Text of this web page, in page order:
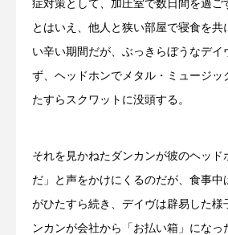
症対策として、加圧室で数日間を過ご
とはいえ、他人と狭い部屋で寝食を共
い辛い期間だが、ぶっきらぼうなデイ
ず、ヘッドホンでメタル・ミュージッ
たすらスクワットに没頭する。
それを見かねたダンカンが彼のヘッド
だ」と声をかけにくるのだが、食事中
がひたすら続き、デイヴは辟易した様
ンカンが会社から「お払い箱」になっ